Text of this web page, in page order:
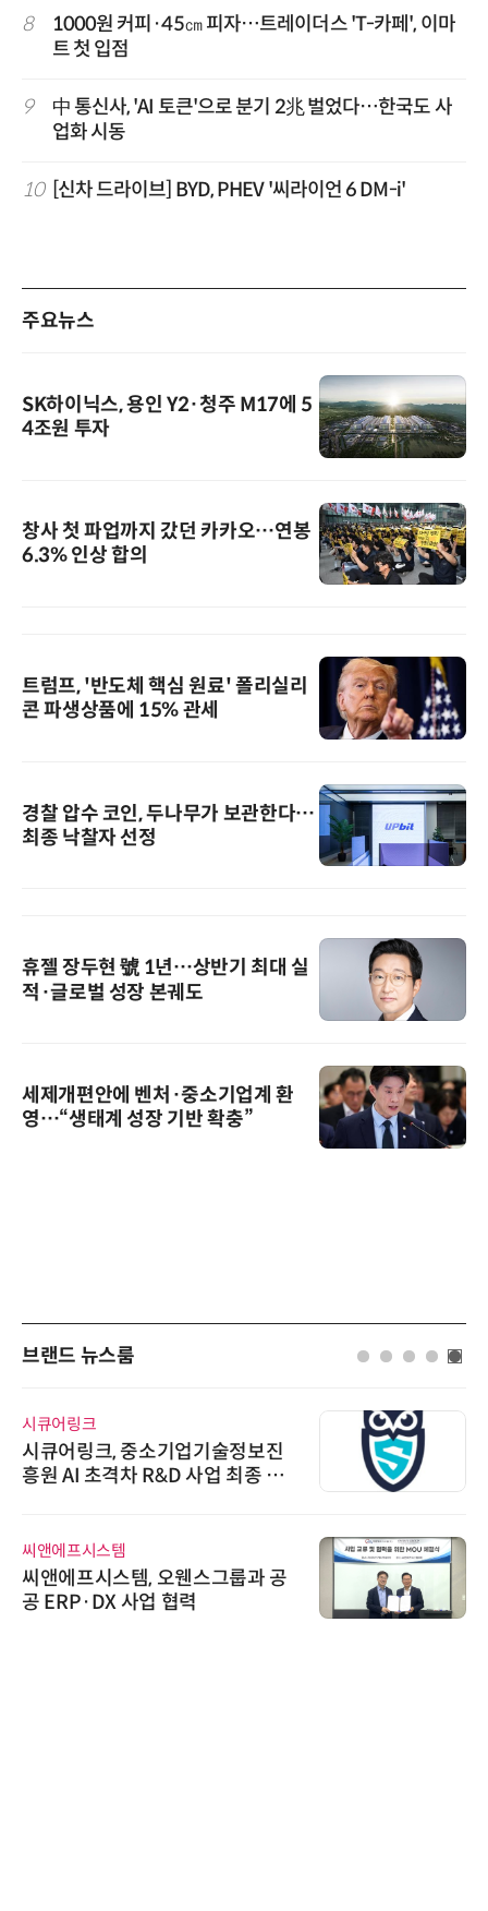
8
1000원 커피·45㎝ 피자…트레이더스 'T-카페', 이마
트 첫 입점
9
中 통신사, 'AI 토큰'으로 분기 2兆 벌었다…한국도 사
업화 시동
10 [신차 드라이브] BYD, PHEV '씨라이언 6 DM-i'
주요뉴스
SK하이닉스, 용인 Y2·청주 M17에 5
4조원 투자
창사 첫 파업까지 갔던 카카오…연봉
6.3% 인상 합의
트럼프, '반도체 핵심 원료' 폴리실리
콘 파생상품에 15% 관세
경찰 압수 코인, 두나무가 보관한다…
최종 낙찰자 선정
휴젤 장두현 號 1년…상반기 최대 실
적·글로벌 성장 본궤도
세제개편안에 벤처·중소기업계 환
영…“생태계 성장 기반 확충”
브랜드 뉴스룸
시큐어링크
시큐어링크, 중소기업기술정보진
흥원 AI 초격차 R&D 사업 최종 선
씨앤에프시스템
씨앤에프시스템, 오웬스그룹과 공
공 ERP·DX 사업 협력